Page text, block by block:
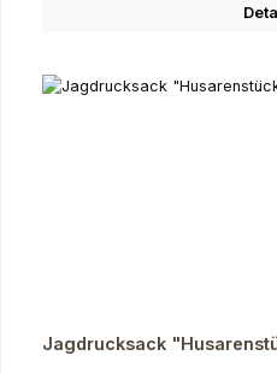
Jagdrucksack